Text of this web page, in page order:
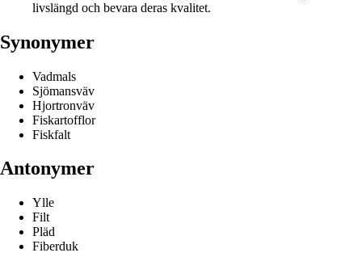
livslängd och bevara deras kvalitet.
Synonymer
Vadmals
Sjömansväv
Hjortronväv
Fiskartofflor
Fiskfalt
Antonymer
Ylle
Filt
Pläd
Fiberduk